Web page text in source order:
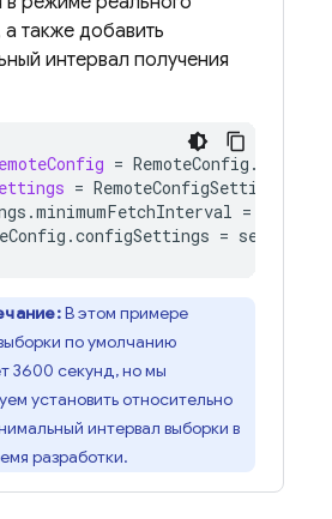
также добавить
интервал получения
= RemoteConfig .
= RemoteConfigSettings
.minimumFetchInterval =
.configSettings = settings
В этом примере
по умолчанию
3600 секунд, но мы
установить относительно
интервал выборки в
разработки.